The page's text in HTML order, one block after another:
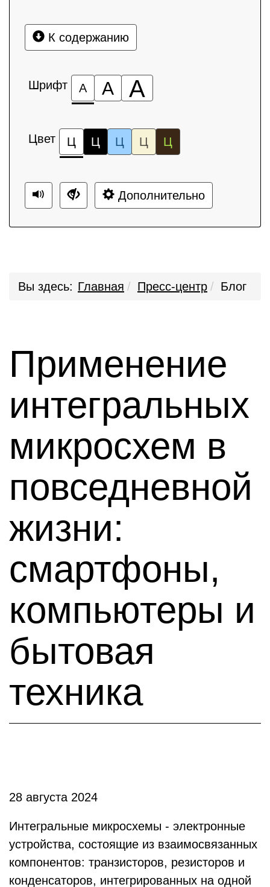
К содержанию
Шрифт А А А
Цвет Ц Ц Ц Ц Ц
Дополнительно
Вы здесь: Главная Пресс-центр Блог
Применение
интегральных
микросхем в
повседневной
жизни:
смартфоны,
компьютеры и
бытовая
техника
28 августа 2024
Интегральные микросхемы - электронные
устройства, состоящие из взаимосвязанных
компонентов: транзисторов, резисторов и
конденсаторов, интегрированных на одной